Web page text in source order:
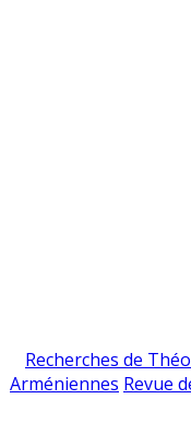
Recherches de
Arméniennes Revue